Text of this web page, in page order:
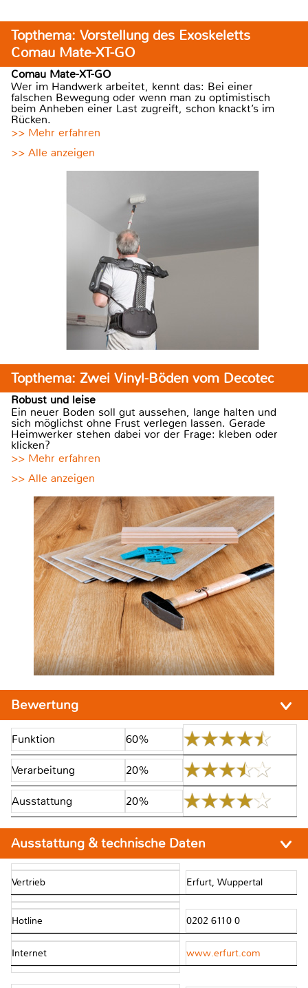
Topthema: Vorstellung des Exoskeletts
Comau Mate-XT-GO
Comau Mate-XT-GO
Wer im Handwerk arbeitet, kennt das: Bei einer
falschen Bewegung oder wenn man zu optimistisch
beim Anheben einer Last zugreift, schon knackt’s im
Rücken.
>> Mehr erfahren
>> Alle anzeigen
Topthema: Zwei Vinyl-Böden vom Decotec
Robust und leise
Ein neuer Boden soll gut aussehen, lange halten und
sich möglichst ohne Frust verlegen lassen. Gerade
Heimwerker stehen dabei vor der Frage: kleben oder
klicken?
>> Mehr erfahren
>> Alle anzeigen
Bewertung
Funktion 60%
Verarbeitung 20%
Ausstattung 20%
Ausstattung & technische Daten
Vertrieb Erfurt, Wuppertal
Hotline 0202 6110 0
Internet www.erfurt.com